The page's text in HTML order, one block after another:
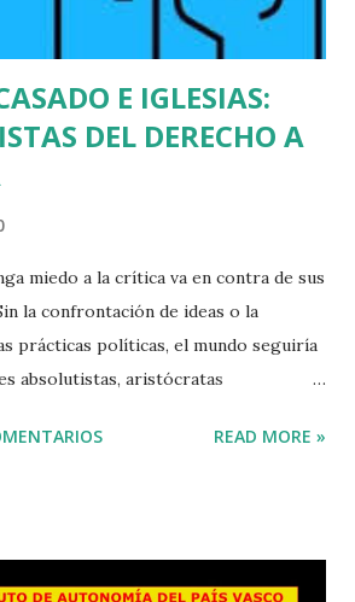
E IGLESIAS:
DEL DERECHO A
miedo a la crítica va en contra de sus
la confrontación de ideas o la
prácticas políticas, el mundo seguiría
absolutistas, aristócratas
batalla en defensa de "Su Verdad". Su
PP volverán a repartirse las poltronas
READ MORE »